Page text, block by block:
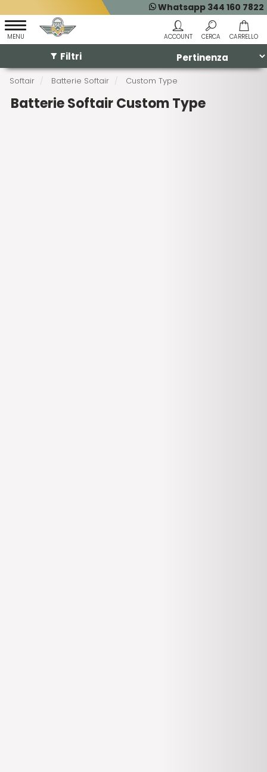
Whatsapp 344 160 7822
Softair Batterie Softair Custom Type
Batterie Softair Custom Type
Filtri